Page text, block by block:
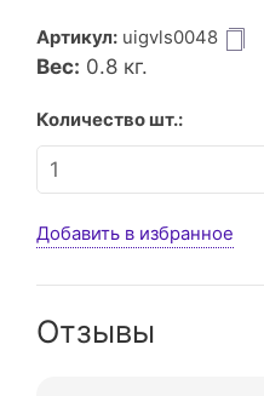
Артикул: uigvls0048
Вес: 0.8 кг.
Количество шт.:
Добавить в избранное
Отзывы